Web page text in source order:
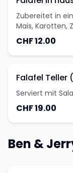
Zubereitet in
Mais, Karotten,
CHF 12.00
Falafel Teller
Serviert mit
CHF 19.00
Ben &